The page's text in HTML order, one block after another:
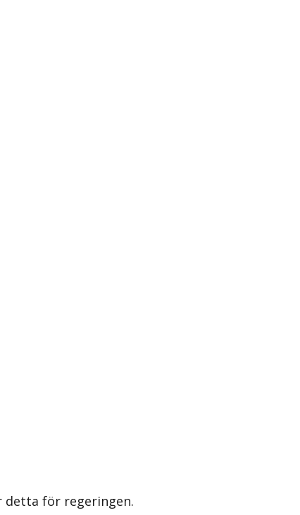
detta för regeringen.